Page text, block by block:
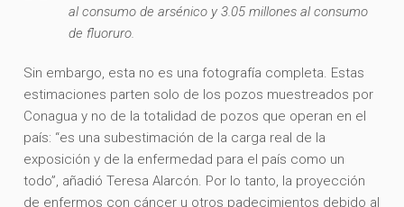
al consumo de arsénico y 3.05 millones al consumo
de fluoruro.
Sin embargo, esta no es una fotografía completa. Estas
estimaciones parten solo de los pozos muestreados por
Conagua y no de la totalidad de pozos que operan en el
país: “es una subestimación de la carga real de la
exposición y de la enfermedad para el país como un
todo”, añadió Teresa Alarcón. Por lo tanto, la proyección
de enfermos con cáncer u otros padecimientos debido al